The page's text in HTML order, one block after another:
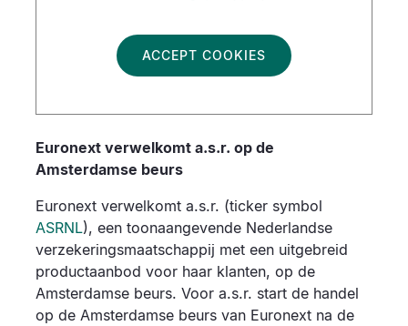
ACCEPT COOKIES
Euronext verwelkomt a.s.r. op de
Amsterdamse beurs
Euronext verwelkomt a.s.r. (ticker symbol
ASRNL), een toonaangevende Nederlandse
verzekeringsmaatschappij met een uitgebreid
productaanbod voor haar klanten, op de
Amsterdamse beurs. Voor a.s.r. start de handel
op de Amsterdamse beurs van Euronext na de